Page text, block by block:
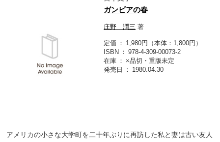
ガンビアの春
庄野 潤三 著
定価
1,980円（本体：1,800円）
ISBN
978-4-309-00073-2
在庫
×品切・重版未定
発売日
1980.04.30
アメリカの小さな大学町を二十年ぶりに再訪した私と妻は古い友人